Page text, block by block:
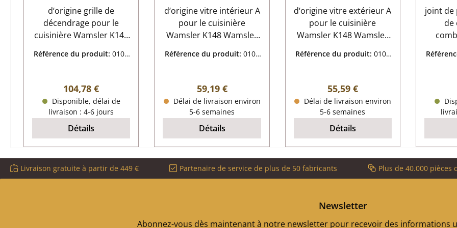
d‘origine grille de
décendrage pour le
cuisinière Wamsler K148
décendrage données
dimensions (la/lo/ha) 165
mm x 382 mm x 15/30
mm matériau fonte
Référence du produit:0100
Prix régulier :
104,78 €
Disponible, délai de
livraison : 4-6 jours
Détails
d‘origine vitre intérieur A
pour le cuisinière
Wamsler K148 Wamsler
données clés:
dimensions (la/lo/ha) 278
mm x 394 mm x 4 mm
matériau verre avec un
forage triple
Référence du produit: 0100
Prix régulier :
59,19 €
Délai de livraison environ
5-6 semaines
Détails
d‘origine vitre extérieur A
pour le cuisinière
Wamsler K148 Wamsler
données clés:
dimensions (la/lo/ha) 394
mm x 278 mm x 4 mm
thermorésistant
Référence du produit: 0100
Prix régulier :
55,59 €
Délai de livraison environ
5-6 semaines
Détails
joint
de
sélective.
joint de
clés: paumelle, cordon
Livraison gratuite à partir de 449 € Partenaire de service de plus de 50 fabricants Plus de 40.000
Newsletter
Abonnez-vous dès maintenant à notre newsletter pour recevoir des informations